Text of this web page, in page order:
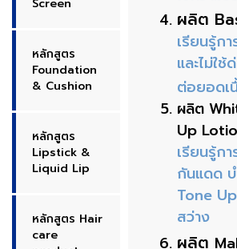
Screen
หลักสูตร
Foundation
& Cushion
หลักสูตร
Lipstick &
Liquid Lip
หลักสูตร Hair
care
ผลิต
เรียนรู้ก
และไม่ใช้
ต่อยอดเ
ผลิต
Up
เรียนรู้ก
กันแดด
Tone
สว่าง
ผลิต